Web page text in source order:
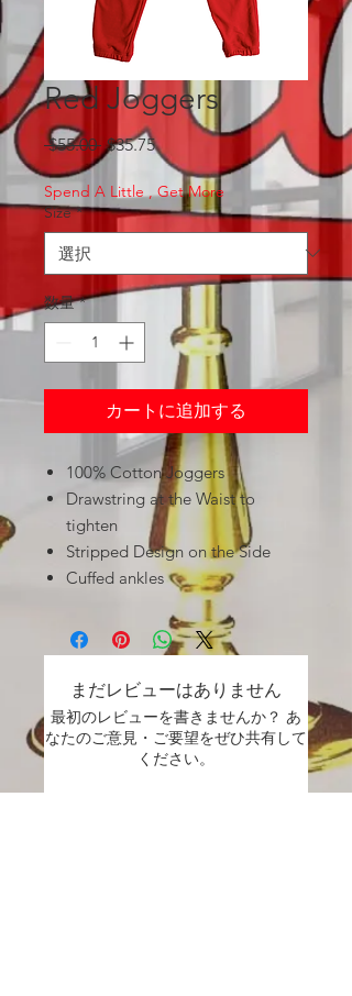
Red Joggers
$55.00 通
常
価
格
$35.75セ
ー
ル
価
格
Spend A Little , Get More
Size *
数量 *
カートに追加する
100% Cotton Joggers
Drawstring at the Waist to
tighten
Stripped Design on the Side
Cuffed ankles
まだレビューはありません
最初のレビューを書きませんか？ あ
なたのご意見・ご要望をぜひ共有して
ください。